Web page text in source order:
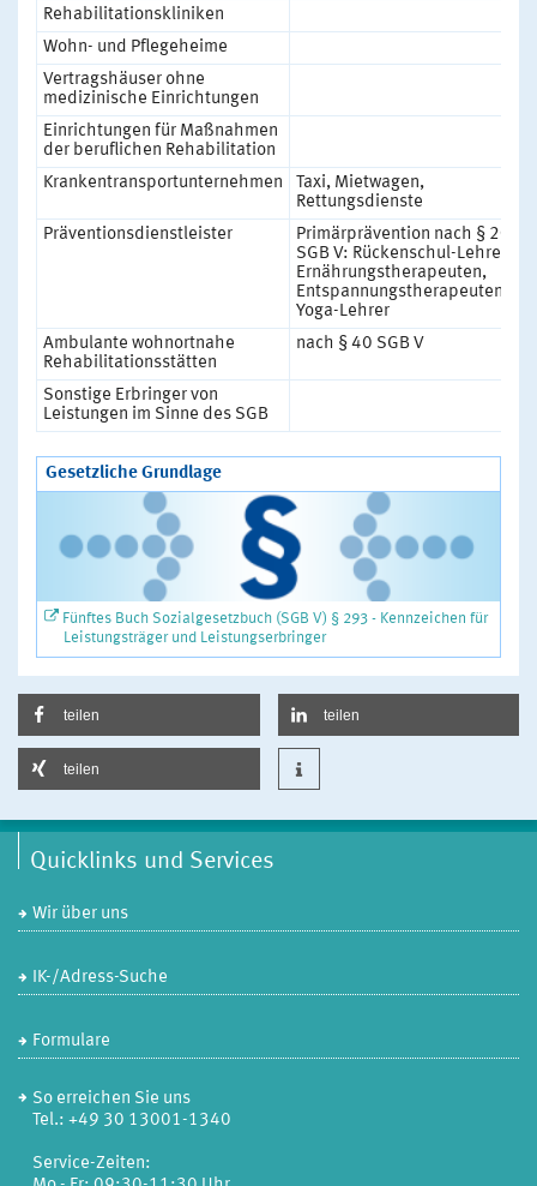
Rehabilitationskliniken
Wohn- und Pflegeheime
Vertragshäuser ohne
medizinische Einrichtungen
Einrichtungen für Maßnahmen
der beruflichen Rehabilitation
Krankentransportunternehmen
Taxi, Mietwagen,
Rettungsdienste
Präventionsdienstleister
Primärprävention nach § 20
SGB V: Rückenschul-Lehrer,
Ernährungstherapeuten,
Entspannungstherapeuten,
Yoga-Lehrer
Ambulante wohnortnahe
Rehabilitationsstätten
nach § 40 SGB V
Sonstige Erbringer von
Leistungen im Sinne des SGB
Gesetzliche Grundlage
Fünftes Buch Sozialgesetzbuch (SGB V) § 293 - Kennzeichen für
Leistungsträger und Leistungserbringer
teilen teilen
teilen
Quicklinks und Services
Wir über uns
IK-/Adress-Suche
Formulare
So erreichen Sie uns
Tel.: +49 30 13001-1340
Service-Zeiten: